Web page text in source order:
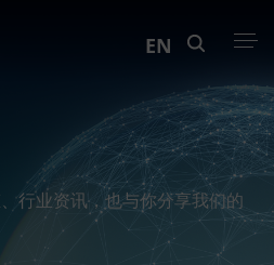
EN
行业资讯，也与你分享我们的